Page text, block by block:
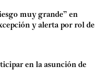
muy grande” en
y alerta por rol de
en la asunción de